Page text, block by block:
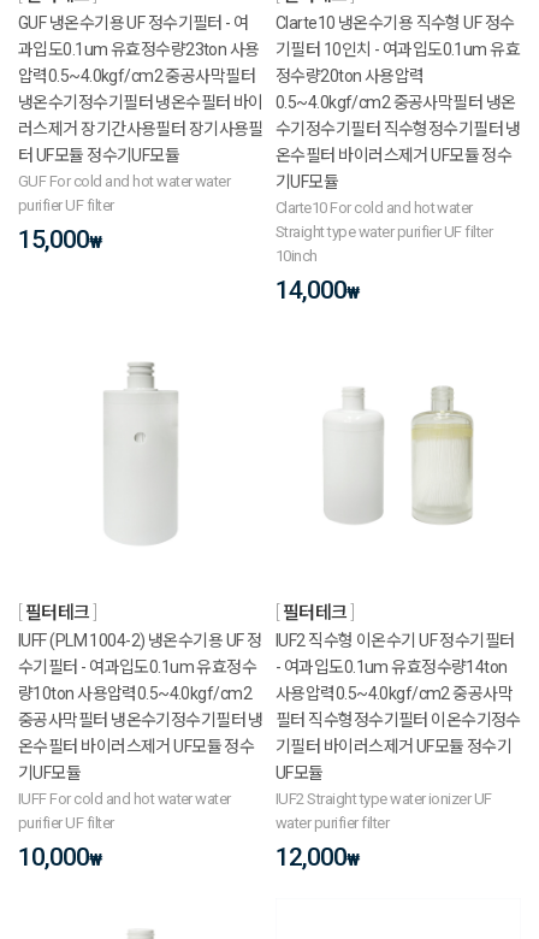
GUF 냉온수기용 UF 정수기필터 - 여
과입도0.1um 유효정수량23ton 사용
압력0.5~4.0kgf/cm2 중공사막필터
냉온수기정수기필터 냉온수필터 바이
러스제거 장기간사용필터 장기사용필
터 UF모듈 정수기UF모듈
GUF For cold and hot water water
purifier UF filter
15,000₩
Clarte10 냉온수기용 직수형 UF 정수
기필터 10인치 - 여과입도0.1um 유효
정수량20ton 사용압력
0.5~4.0kgf/cm2 중공사막필터 냉온
수기정수기필터 직수형정수기필터 냉
온수필터 바이러스제거 UF모듈 정수
기UF모듈
Clarte10 For cold and hot water
Straight type water purifier UF filter
10inch
14,000₩
필터테크
IUFF (PLM 1004-2) 냉온수기용 UF 정
수기필터 - 여과입도0.1um 유효정수
량10ton 사용압력0.5~4.0kgf/cm2
중공사막필터 냉온수기정수기필터 냉
온수필터 바이러스제거 UF모듈 정수
기UF모듈
IUFF For cold and hot water water
purifier UF filter
10,000₩
필터테크
IUF2 직수형 이온수기 UF 정수기필터
- 여과입도0.1um 유효정수량14ton
사용압력0.5~4.0kgf/cm2 중공사막
필터 직수형정수기필터 이온수기정수
기필터 바이러스제거 UF모듈 정수기
UF모듈
IUF2 Straight type water ionizer UF
water purifier filter
12,000₩